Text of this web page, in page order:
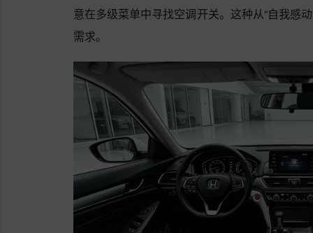
意在多级菜单中寻找空调开关。这种从“自我感
需求。